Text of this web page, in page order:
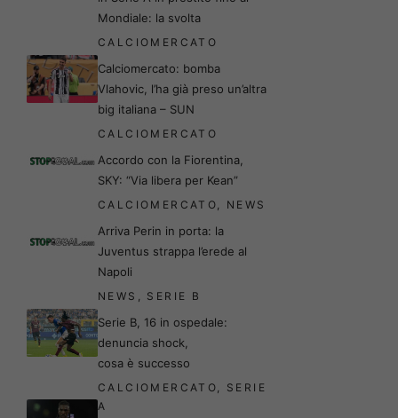
Mondiale: la svolta
CALCIOMERCATO
Calciomercato: bomba
Vlahovic, l’ha già preso un’altra
big italiana – SUN
CALCIOMERCATO
Accordo con la Fiorentina,
SKY: “Via libera per Kean”
CALCIOMERCATO, NEWS
Arriva Perin in porta: la
Juventus strappa l’erede al
Napoli
NEWS , SERIE B
Serie B, 16 in ospedale:
denuncia shock,
cosa è successo
CALCIOMERCATO, SERIE
A